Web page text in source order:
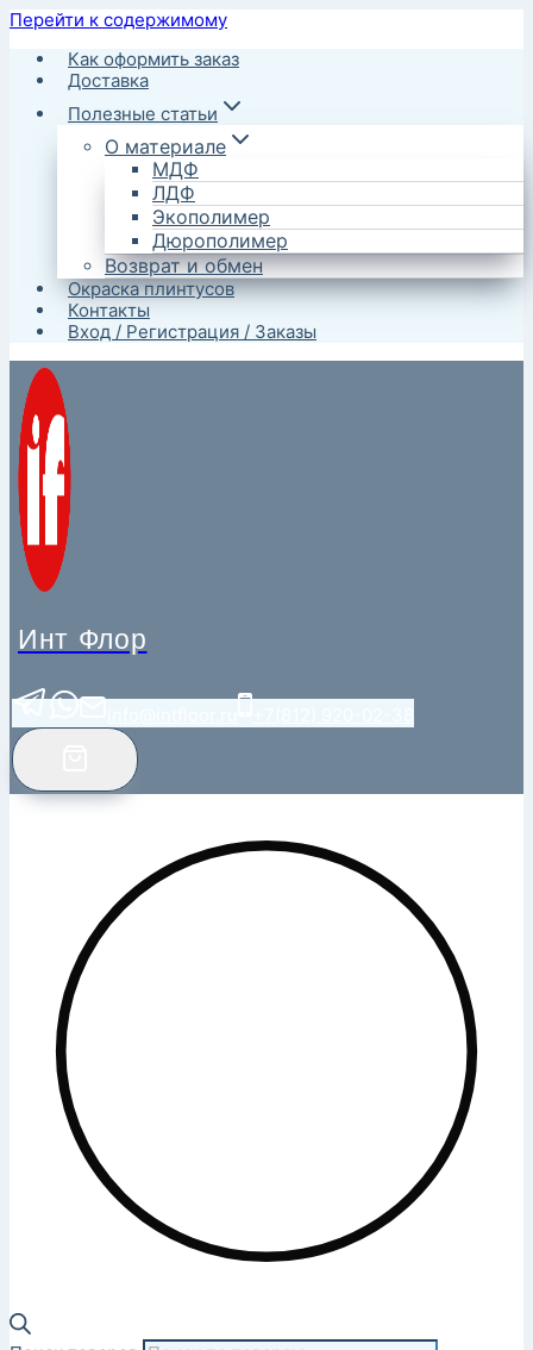
Перейти к содержимому
Как оформить заказ
Доставка
Полезные статьи
О материале
МДФ
ЛДФ
Экополимер
Дюрополимер
Возврат и обмен
Окраска плинтусов
Контакты
Вход / Регистрация / Заказы
Инт Флор